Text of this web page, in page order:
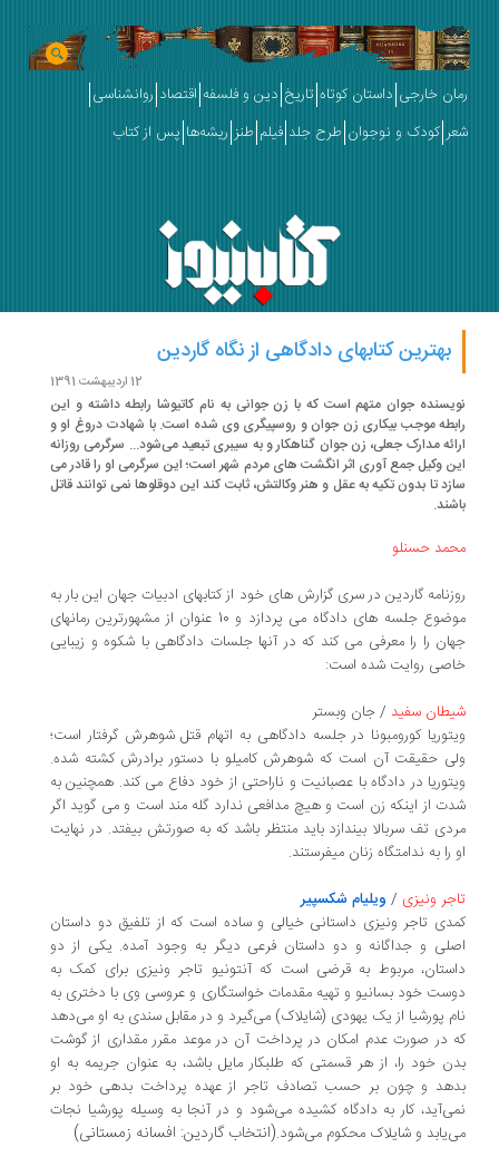
رمان خارجی داستان کوتاه تاریخ دین و فلسفه اقتصاد روانشناسی
شعر کودک و نوجوان طرح جلد فیلم طنز ریشه‌ها پس از کتاب
بهترین کتاب‎های دادگاهی از نگاه گاردین
12 اردیبهشت 1391
نویسنده جوان متهم است که با زن جوانی به نام کاتیوشا رابطه داشته و این
رابطه‎ موجب بیکاری زن جوان و روسپیگری وی شده است. با شهادت دروغ او و
ارائه مدارک جعلی، زن جوان گناهکار و به سیبری تبعید می‌شود... سرگرمی روزانه
این وکیل جمع آوری اثر انگشت های مردم شهر است؛ این سرگرمی او را قادر می
سازد تا بدون تکیه به عقل و هنر وکالتش، ثابت کند این دوقلوها نمی توانند قاتل
باشند.
محمد حسنلو
روزنامه گاردین در سری گزارش های خود از کتابهای ادبیات جهان این باربه
موضوع جلسه های دادگاه می پردازد و 10 عنوان از مشهورترین رمان‎های
جهان را را معرفی می کند که در آنها جلسات دادگاهی با شکوه و زیبایی
خاصی روایت شده است:
شیطان سفید / جان وبستر
ویتوریا کورومبونا در جلسه دادگاهی به اتهام قتل شوهرش گرفتار است؛
ولی حقیقت آن است که شوهرش کامیلو با دستور برادرش کشته شده.
ویتوریا در دادگاه با عصبانیت و ناراحتی از خود دفاع می کند. همچنین به
شدت از اینکه زن است و هیچ مدافعی ندارد گله مند است و می گوید اگر
مردی تف سربالا بیندازد باید منتظر باشد که به صورتش بیفتد. در نهایت
او را به ندامتگاه زنان می‎فرستند.
تاجر ونیزی / ویلیام شکسپیر
کمدی تاجر ونیزی داستانی خیالی و ساده است که از تلفیق دو داستان
اصلی و جداگانه و دو داستان فرعی دیگر به وجود آمده‌. یکی از دو
داستان، مربوط به قرضی است که آنتونیو تاجر ونیزی برای کمک به
دوست خود بسانیو و تهیه مقدمات خواستگاری و عروسی وی با دختری به
نام پورشیا از یک یهودی (شایلاک) می‌گیرد و در مقابل سندی به او می‌دهد
که در صورت عدم امکان در پرداخت آن در موعد مقرر مقداری از گوشت
بدن خود را، از هر قسمتی که طلبکار مایل باشد، به عنوان جریمه به او
بدهد و چون بر حسب تصادف تاجر از عهده پرداخت بدهی خود بر
نمی‌آید، کار به دادگاه کشیده می‌شود و در آنجا به وسیله پورشیا نجات
می‌یابد و شایلاک محکوم می‌شود.(انتخاب گاردین: افسانه زمستانی)